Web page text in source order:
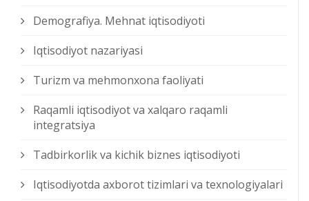
Demografiya. Mehnat iqtisodiyoti
Iqtisodiyot nazariyasi
Turizm va mehmonxona faoliyati
Raqamli iqtisodiyot va xalqaro raqamli
integratsiya
Tadbirkorlik va kichik biznes iqtisodiyoti
Iqtisodiyotda axborot tizimlari va texnologiyalari